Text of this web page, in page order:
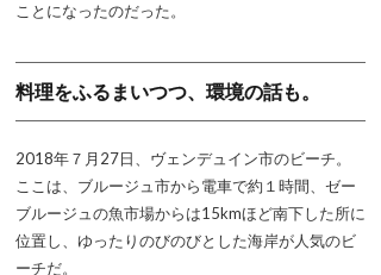
ことになったのだった。
料理をふるまいつつ、環境の話も。
2018年７月27日、ヴェンデュイン市のビーチ。
ここは、ブルージュ市から電車で約１時間、ゼー
ブルージュの魚市場からは15kmほど南下した所に
位置し、ゆったりのびのびとした海岸が人気のビ
ーチだ。